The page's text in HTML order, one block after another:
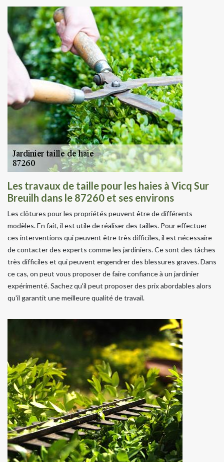
Les travaux de taille pour les haies à Vicq Sur
Breuilh dans le 87260 et ses environs
Les clôtures pour les propriétés peuvent être de différents
modèles. En fait, il est utile de réaliser des tailles. Pour effectuer
ces interventions qui peuvent être très difficiles, il est nécessaire
de contacter des experts comme les jardiniers. Ce sont des tâches
très difficiles et qui peuvent engendrer des blessures graves. Dans
ce cas, on peut vous proposer de faire confiance à un jardinier
expérimenté. Sachez qu'il peut proposer des prix abordables alors
qu'il garantit une meilleure qualité de travail.